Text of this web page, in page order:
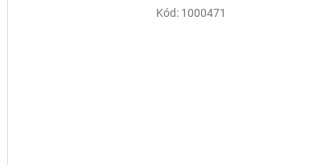
Kód: 1000471